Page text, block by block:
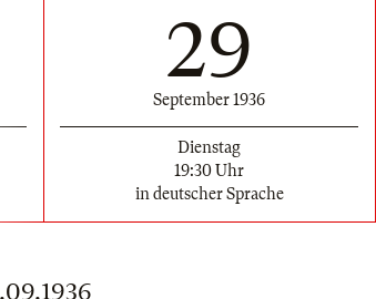
29
September 1936
Dienstag
19:30 Uhr
in deutscher Sprache